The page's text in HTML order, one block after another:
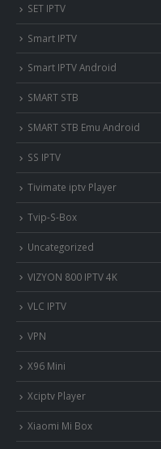
SET IPTV
Smart IPTV
Smart IPTV Android
SMART STB
SMART STB Emu Android
SS IPTV
Tivimate iptv Player
Tvip-S-Box
Uncategorized
VIZYON 800 IPTV 4K
VLC IPTV
VPN
X96 Mini
Xciptv Player
Xiaomi Mi Box